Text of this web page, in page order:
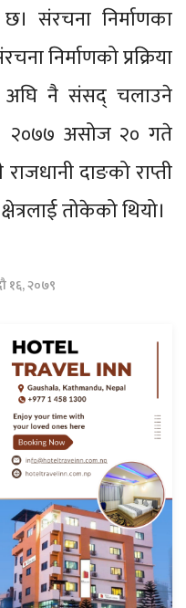
संरचना निर्माणका
निर्माणको प्रक्रिया
अघि नै संसद् चलाउने
२०७७ असोज २० गते
दाङको राप्ती
तोकेको थियो।
१६, २०७९